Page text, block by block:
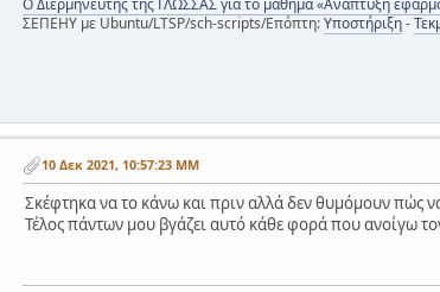
ΣΕΠΕΗΥ με Ubuntu/LTSP/sch-scripts/Επόπτη:Υποστήριξη-
10 Δεκ 2021, 10:57:23 ΜΜ
Σκέφτηκα να το κάνω και πριν αλλά δεν θυμόμουν πώς
Τέλος πάντων μου βγάζει αυτό κάθε φορά που ανοίγω